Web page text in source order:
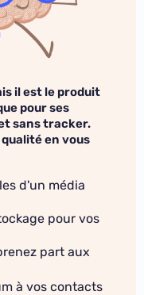
il est le produit
pour ses
sans tracker.
en vous
d'un média
pour vos
part aux
à vos contacts